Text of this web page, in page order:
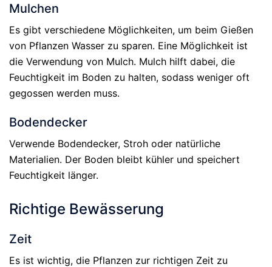
Mulchen
Es gibt verschiedene Möglichkeiten, um beim Gießen
von Pflanzen Wasser zu sparen. Eine Möglichkeit ist
die Verwendung von Mulch. Mulch hilft dabei, die
Feuchtigkeit im Boden zu halten, sodass weniger oft
gegossen werden muss.
Bodendecker
Verwende Bodendecker, Stroh oder natürliche
Materialien. Der Boden bleibt kühler und speichert
Feuchtigkeit länger.
Richtige Bewässerung
Zeit
Es ist wichtig, die Pflanzen zur richtigen Zeit zu